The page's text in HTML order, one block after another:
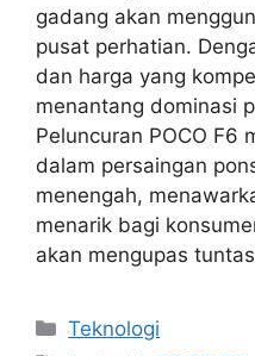
gadang akan
pusat perhatian.
dan harga yang
menantang dominasi
Peluncuran POCO F6
dalam persaingan
menengah,
menarik bagi
akan mengupas
Kategori
Teknologi